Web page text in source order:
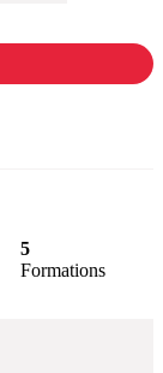
5
Formations